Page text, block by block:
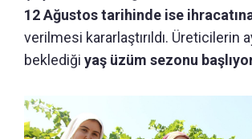
12 Ağustos tarihinde ise
verilmesi kararlaştırıldı. Üreticilerin
beklediği yaş üzüm sezonu